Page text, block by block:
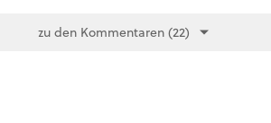
zu den Kommentaren (22)